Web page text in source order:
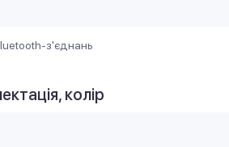
з'єднань
колір